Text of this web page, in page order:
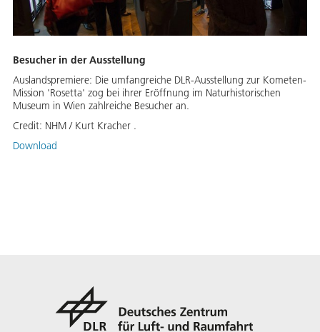
Besucher in der Ausstellung
Auslandspremiere: Die umfangreiche DLR-Ausstellung zur Kometen-
Mission 'Rosetta' zog bei ihrer Eröffnung im Naturhistorischen
Museum in Wien zahlreiche Besucher an.
Credit: NHM / Kurt Kracher .
Download